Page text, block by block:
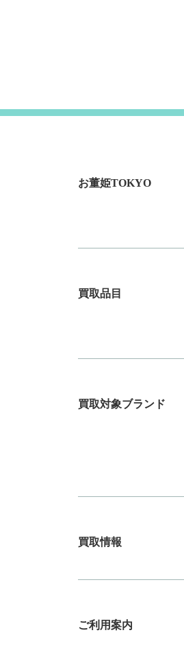
お董姫TOKYO
買取品目
買取対象ブランド
買取情報
ご利用案内